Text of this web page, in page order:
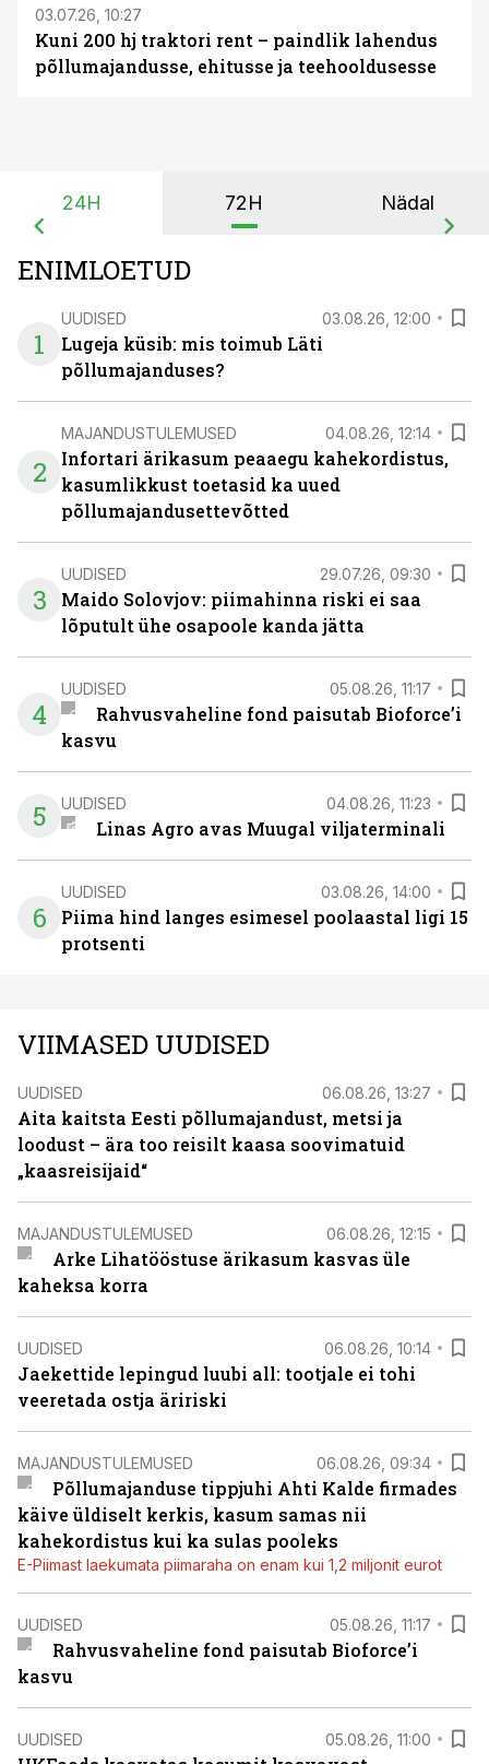
03.07.26, 10:27
Kuni 200 hj traktori rent – paindlik lahendus
põllumajandusse, ehitusse ja teehooldusesse
24H 72H Nädal
ENIMLOETUD
1
UUDISED 03.08.26, 12:00
Lugeja küsib: mis toimub Läti
põllumajanduses?
2
MAJANDUSTULEMUSED 04.08.26, 12:14
Infortari ärikasum peaaegu kahekordistus,
kasumlikkust toetasid ka uued
põllumajandusettevõtted
3
UUDISED 29.07.26, 09:30
Maido Solovjov: piimahinna riski ei saa
lõputult ühe osapoole kanda jätta
4
UUDISED 05.08.26, 11:17
Rahvusvaheline fond paisutab Bioforce’i
kasvu
5 UUDISED 04.08.26, 11:23
Linas Agro avas Muugal viljaterminali
6
UUDISED 03.08.26, 14:00
Piima hind langes esimesel poolaastal ligi 15
protsenti
VIIMASED UUDISED
UUDISED 06.08.26, 13:27
Aita kaitsta Eesti põllumajandust, metsi ja
loodust – ära too reisilt kaasa soovimatuid
„kaasreisijaid“
MAJANDUSTULEMUSED 06.08.26, 12:15
Arke Lihatööstuse ärikasum kasvas üle
kaheksa korra
UUDISED 06.08.26, 10:14
Jaekettide lepingud luubi all: tootjale ei tohi
veeretada ostja äririski
MAJANDUSTULEMUSED 06.08.26, 09:34
Põllumajanduse tippjuhi Ahti Kalde firmades
käive üldiselt kerkis, kasum samas nii
kahekordistus kui ka sulas pooleks
E-Piimast laekumata piimaraha on enam kui 1,2 miljonit eurot
UUDISED 05.08.26, 11:17
Rahvusvaheline fond paisutab Bioforce’i
kasvu
UUDISED 05.08.26, 11:00